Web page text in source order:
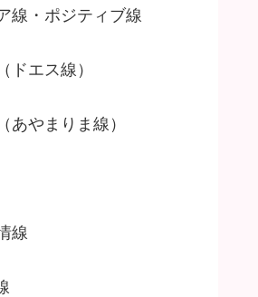
線・ポジティブ線
ドエス線）
あやまりま線）
線